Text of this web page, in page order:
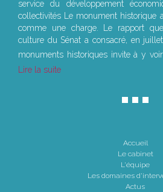
service du développement
collectivités Le monument historique
comme une charge. Le rapport
culture du Sénat a consacré, en
monuments historiques invite à y
Lire la suite
Accueil
Le cabinet
L'équipe
Les domaines
Actus